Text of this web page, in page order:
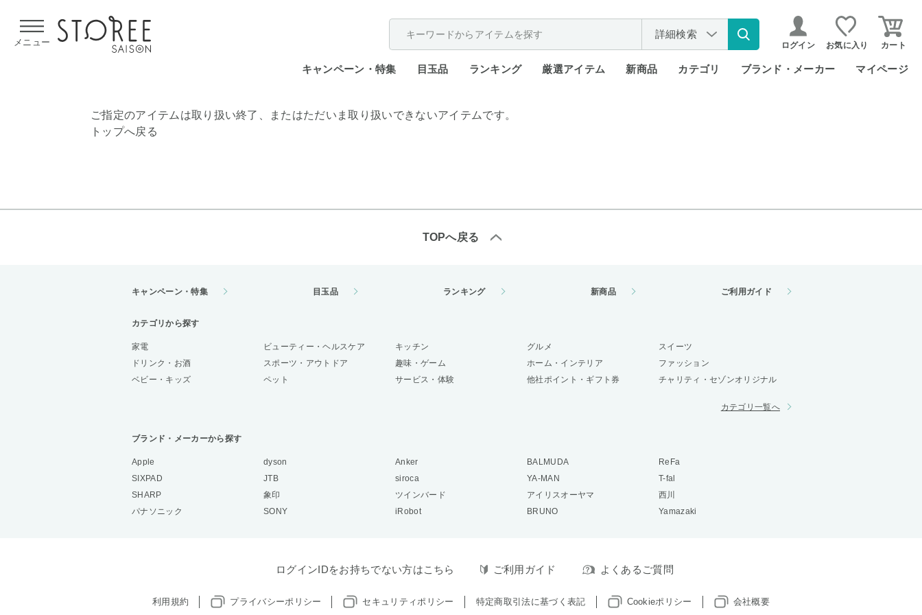
メニュー
詳細検索
ログイン お気に入り カート
キャンペーン・特集 目玉品 ランキング 厳選アイテム 新商品 カテゴリ ブランド・メーカー マイページ
ご指定のアイテムは取り扱い終了、またはただいま取り扱いできないアイテムです。
トップへ戻る
TOPへ戻る
キャンペーン・特集 目玉品 ランキング 新商品 ご利用ガイド
カテゴリから探す
家電 ビューティー・ヘルスケア キッチン グルメ
スイーツ
ドリンク・お酒
スポーツ・アウトドア 趣味・ゲーム ホーム・インテリア
ファッション
ベビー・キッズ
ペット サービス・体験 他社ポイント・ギフト券 チャリティ・セゾンオリジナル
カテゴリ一覧へ
ブランド・メーカーから探す
Apple dyson Anker BALMUDA
ReFa
SIXPAD
JTB siroca YA-MAN
T-fal
SHARP
象印 ツインバード アイリスオーヤマ
西川
パナソニック
SONY iRobot BRUNO Yamazaki
ログインIDをお持ちでない方はこちら ご利用ガイド よくあるご質問
利用規約 プライバシーポリシー セキュリティポリシー 特定商取引法に基づく表記 Cookieポリシー 会社概要